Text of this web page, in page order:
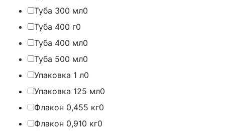
Туба 300 мл0
Туба 400 г0
Туба 400 мл0
Туба 500 мл0
Упаковка 1 л0
Упаковка 125 мл0
Флакон 0,455 кг0
Флакон 0,910 кг0